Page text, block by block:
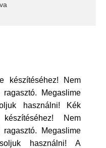
készítéséhez! Nem
Megaslime
használni! Kék
Nem
Megaslime
használni! A